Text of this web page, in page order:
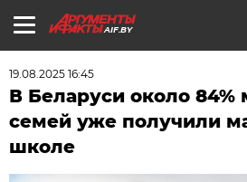
AIF.BY
19.08.2025 16:45
В Беларуси около 84%
семей уже получили
школе